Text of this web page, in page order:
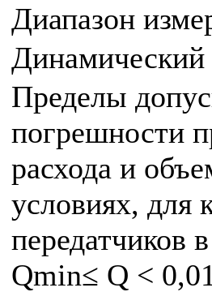
Диапазон
Динамический
Пределы
погрешности
расхода и
условиях, для
передатчиков
Qmin≤ Q <